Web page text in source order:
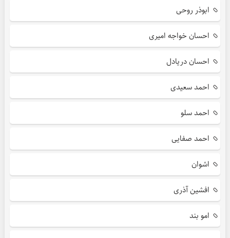
ابوذر روحی
احسان خواجه امیری
احسان دریادل
احمد سعیدی
احمد سلو
احمد صفایی
اشوان
افشین آذری
امو بند